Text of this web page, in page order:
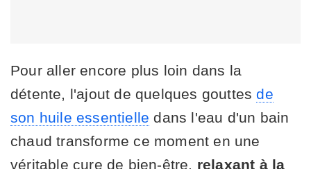
Pour aller encore plus loin dans la
détente, l'ajout de quelques gouttesde
son huile essentielle dans l'eau d'un bain
chaud transforme ce moment en une
véritable cure de bien-être, relaxant à la